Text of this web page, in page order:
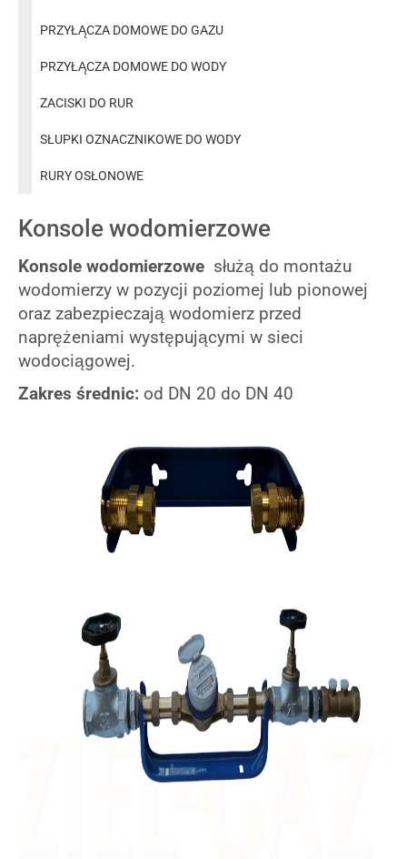
PRZYŁĄCZA DOMOWE DO GAZU
PRZYŁĄCZA DOMOWE DO WODY
ZACISKI DO RUR
SŁUPKI OZNACZNIKOWE DO WODY
RURY OSŁONOWE
Konsole wodomierzowe
Konsole wodomierzowe służą do montażu
wodomierzy w pozycji poziomej lub pionowej
oraz zabezpieczają wodomierz przed
naprężeniami występującymi w sieci
wodociągowej.
Zakres średnic: od DN 20 do DN 40